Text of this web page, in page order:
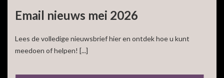
Email nieuws mei 2026
Lees de volledige nieuwsbrief hier en ontdek hoe u kunt
meedoen of helpen! [...]